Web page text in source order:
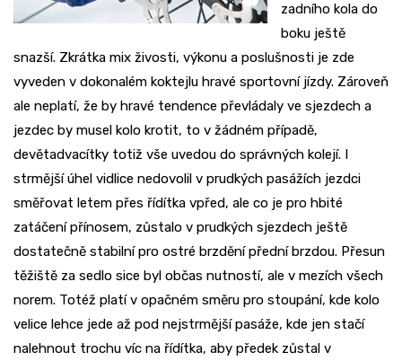
zadního kola do
boku ještě
snazší. Zkrátka mix živosti, výkonu a poslušnosti je zde
vyveden v dokonalém koktejlu hravé sportovní jízdy. Zároveň
ale neplatí, že by hravé tendence převládaly ve sjezdech a
jezdec by musel kolo krotit, to v žádném případě,
devětadvacítky totiž vše uvedou do správných kolejí. I
strmější úhel vidlice nedovolil v prudkých pasážích jezdci
směřovat letem přes řídítka vpřed, ale co je pro hbité
zatáčení přínosem, zůstalo v prudkých sjezdech ještě
dostatečně stabilní pro ostré brzdění přední brzdou. Přesun
těžiště za sedlo sice byl občas nutností, ale v mezích všech
norem. Totéž platí v opačném směru pro stoupání, kde kolo
velice lehce jede až pod nejstrmější pasáže, kde jen stačí
nalehnout trochu víc na řídítka, aby předek zůstal v